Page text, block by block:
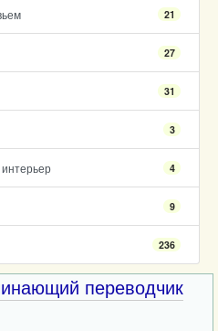
21
27
31
3
4
9
236
переводчик